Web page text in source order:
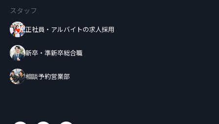
スタッフ
正社員・アルバイトの求人採用
新卒・準新卒総合職
相談予約営業部